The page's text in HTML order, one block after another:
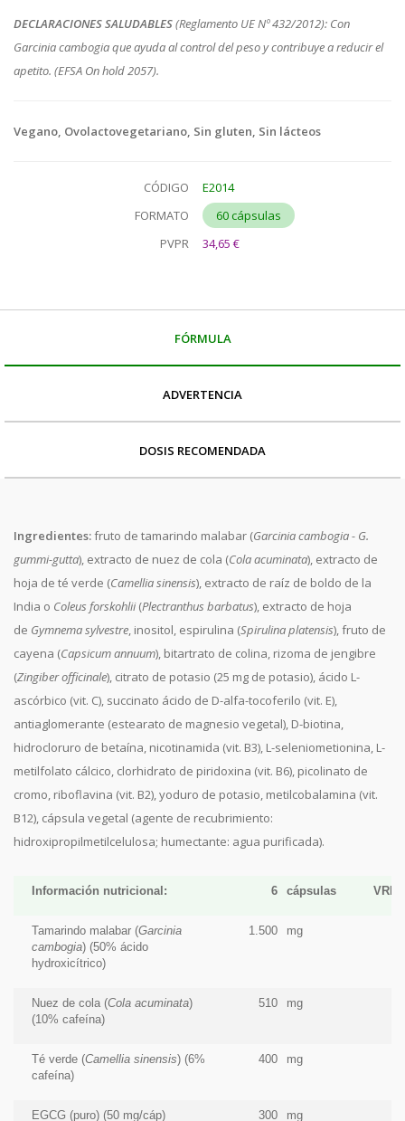
DECLARACIONES SALUDABLES(Reglamento UE Nº 432/2012): Con
Garcinia cambogia que ayuda al control del peso y contribuye a reducir el
apetito. (EFSA On hold 2057).
Vegano, Ovolactovegetariano, Sin gluten, Sin lácteos
CÓDIGO
E2014
FORMATO
60 cápsulas
PVPR
34,65 €
FÓRMULA
ADVERTENCIA
DOSIS RECOMENDADA
Ingredientes:fruto de tamarindo malabar (Garcinia cambogia - G.
gummi-gutta), extracto de nuez de cola (Cola acuminata), extracto de
hoja de té verde (Camellia sinensis), extracto de raíz de boldo de la
India o Coleus forskohlii(Plectranthus barbatus), extracto de hoja
de Gymnema sylvestre , inositol, espirulina (Spirulina platensis), fruto de
cayena (Capsicum annuum), bitartrato de colina, rizoma de jengibre
(Zingiber officinale), citrato de potasio (25 mg de potasio), ácido L-
ascórbico (vit. C), succinato ácido de D-alfa-tocoferilo (vit. E),
antiaglomerante (estearato de magnesio vegetal), D-biotina,
hidrocloruro de betaína, nicotinamida (vit. B3), L-seleniometionina, L-
metilfolato cálcico, clorhidrato de piridoxina (vit. B6), picolinato de
cromo, riboflavina (vit. B2), yoduro de potasio, metilcobalamina (vit.
B12), cápsula vegetal (agente de recubrimiento:
hidroxipropilmetilcelulosa; humectante: agua purificada).
Información nutricional: 6 cápsulas VRN*
Tamarindo malabar (Garcinia
cambogia) (50% ácido
hydroxicítrico)
1.500 mg
Nuez de cola (Cola acuminata)
(10% cafeína)
510 mg
Té verde (Camellia sinensis) (6%
cafeína)
400 mg
EGCG (puro) (50 mg/cáp) 300 mg